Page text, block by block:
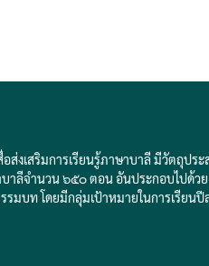
งเสริมการเรียนรู้ภาษาบาลี มีวัตถุประ
าลีจำนวน ๖๕๐ ตอน อันประกอบไปด้ว
มบท โดยมีกลุ่มเป้าหมายในการเรีย